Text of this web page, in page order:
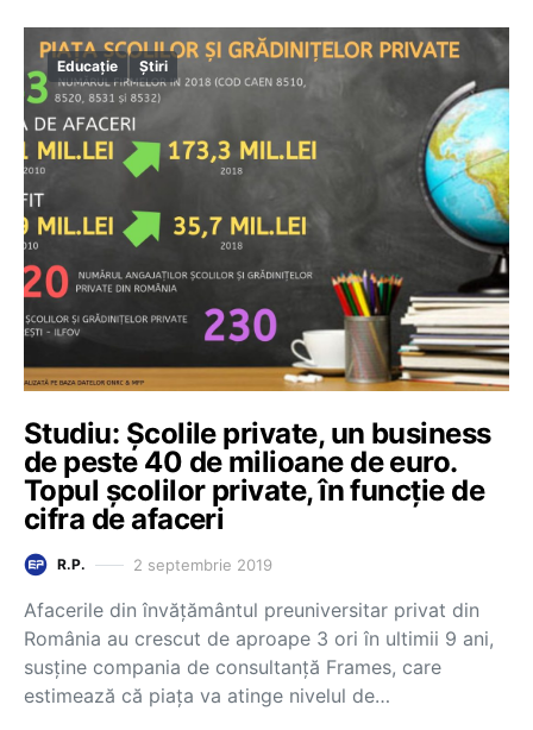
Educație Știri
Studiu: Școlile private, un business
de peste 40 de milioane de euro.
Topul școlilor private, în funcție de
cifra de afaceri
R.P. 2 septembrie 2019
Afacerile din învățământul preuniversitar privat din
România au crescut de aproape 3 ori în ultimii 9 ani,
susține compania de consultanță Frames, care
estimează că piața va atinge nivelul de…